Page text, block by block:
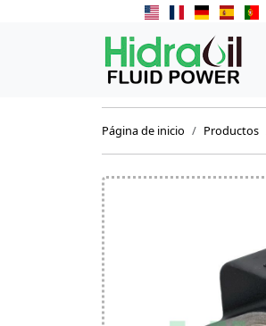
Página de inicio Productos